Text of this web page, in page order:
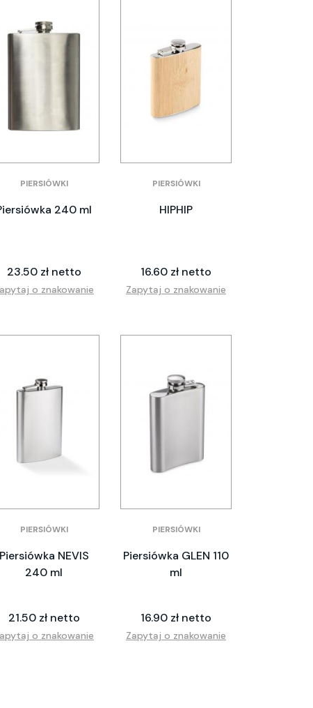
PIERSIÓWKI
240 ml
23.50 zł netto
o znakowanie
PIERSIÓWKI
HIPHIP
16.60 zł netto
Zapytaj o znakowanie
PIERSIÓWKI
Piersiówka NEVIS
240 ml
21.50 zł netto
o znakowanie
PIERSIÓWKI
Piersiówka GLEN 110
ml
16.90 zł netto
Zapytaj o znakowanie